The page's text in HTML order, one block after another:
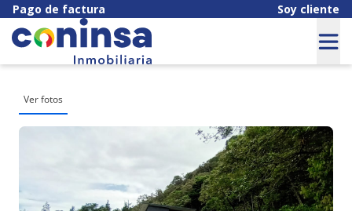
Pago de factura Soy cliente
Ver fotos